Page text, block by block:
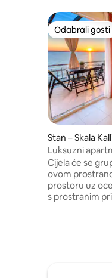
Odabrali gosti
Odabrali gosti
Stan – Skala
Luksuzni
„Zeus”
Cijela će se
ovom
prostoru uz ocean. Zeus je stan
s prostranim